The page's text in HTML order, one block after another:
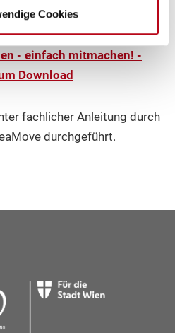
Cookies
- einfach mitmachen! -
Download
fachlicher Anleitung durch
durchgeführt.